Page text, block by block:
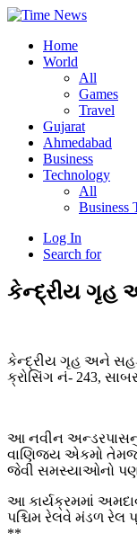
Home
World
All
Games
Travel
Gujarat
Ahmedabad
Business
Technology
All
Business
Log In
Search for
કેન્દ્રીય ગૃહ
કેન્દ્રીય ગૃહ અને
ક્રોસિંગ નં- 243,
આ નવીન અન્ડરપાસનું
વાણિજ્ય એકમો તેમજ
જેવી સમસ્યાઓનો
આ કાર્યક્રમમાં
પશ્ચિમ રેલવે મંડળ રેલ
**